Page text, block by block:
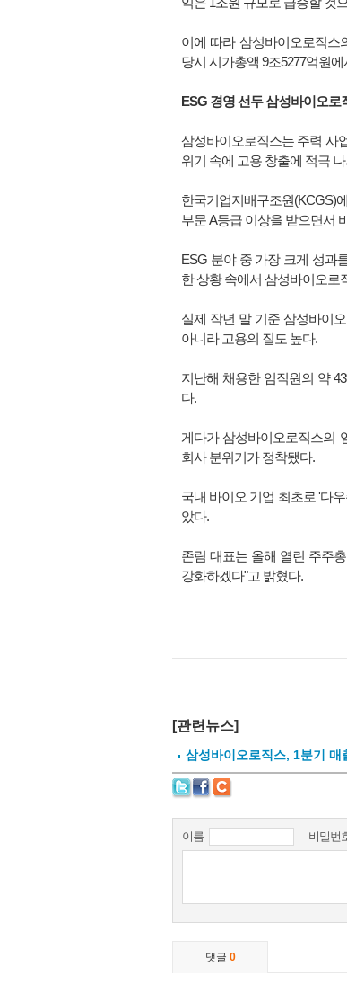
이에 따라 삼성바이오로직스
당시 시가총액 9조5277억원
ESG 경영 선두 삼성바이오로
삼성바이오로직스는 주력 사
위기 속에 고용 창출에 적극
한국기업지배구조원(KCGS)
부문 A등급 이상을 받으면서
ESG 분야 중 가장 크게 성과
한 상황 속에서 삼성바이오로
실제 작년 말 기준 삼성바이
아니라 고용의 질도 높다.
지난해 채용한 임직원의 약
다.
게다가 삼성바이오로직스의
회사 분위기가 정착됐다.
국내 바이오 기업 최초로 '다
았다.
존림 대표는 올해 열린 주주
강화하겠다"고 밝혔다.
[관련뉴스]
삼성바이오로직스, 1분기 매